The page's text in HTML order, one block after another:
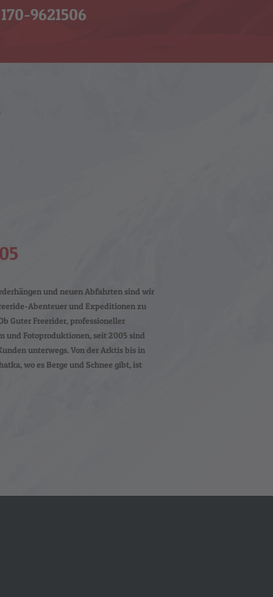
9621506
und neuen Abfahrten sind wir
Abenteuer und Expeditionen zu
Guter Freerider, professioneller
und Fotoproduktionen, seit 2005 sind
unterwegs. Von der Arktis bis in
wo es Berge und Schnee gibt, ist